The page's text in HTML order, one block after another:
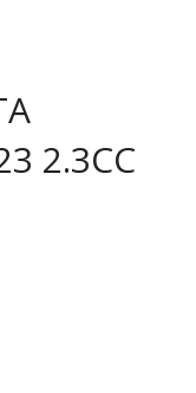
2.3CC